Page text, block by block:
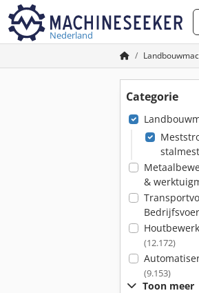
Nederland
Categorie
&
(12.172)
(9.153)
Toon meer